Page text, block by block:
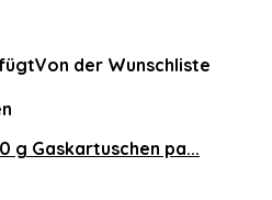
Von der Wunschliste